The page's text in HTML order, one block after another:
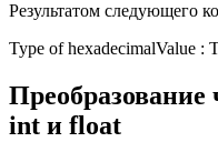
Результатом следующего
Type of hexadecimalValue :
Преобразование
int и float